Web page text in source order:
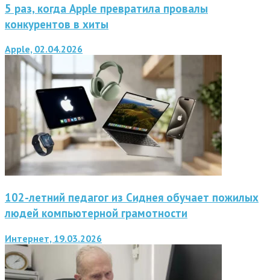
5 раз, когда Apple превратила провалы
конкурентов в хиты
Apple, 02.04.2026
102-летний педагог из Сиднея обучает пожилых
людей компьютерной грамотности
Интернет, 19.03.2026